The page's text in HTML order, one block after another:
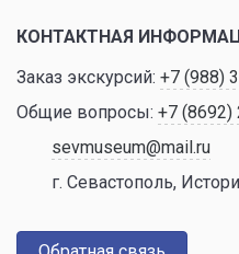
КОНТАКТНАЯ
Заказ экскурсий: +7 (988)
Общие вопросы: +7 (8692)
sevmuseum@mail.ru
г. Севастополь,